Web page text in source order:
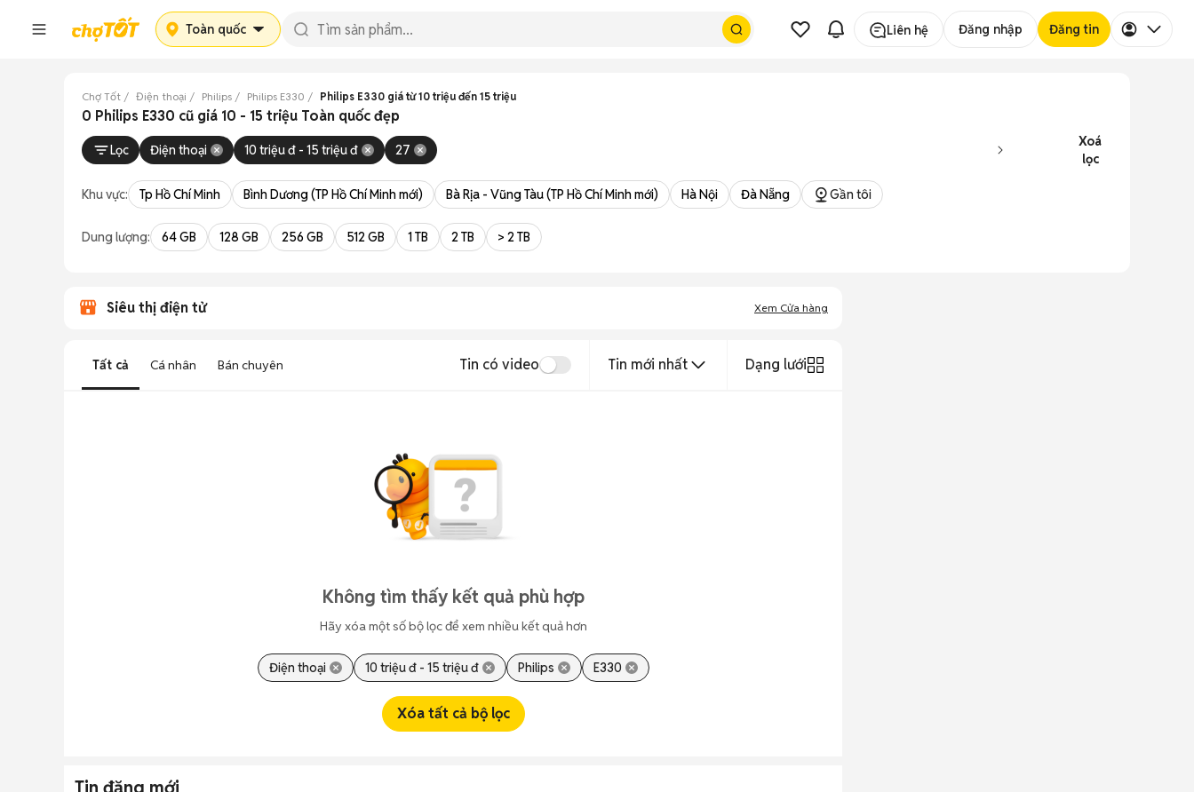
Toàn quốc Liên hệ Đăng nhập Đăng tin
Chợ Tốt Điện thoại Philips Philips E330 Philips E330 giá từ 10 triệu đến 15 triệu
0 Philips E330 cũ giá 10 - 15 triệu Toàn quốc đẹp
Lọc Điện thoại 10 triệu đ - 15 triệu đ 27
Xoá
lọc
Khu vực: Tp Hồ Chí Minh Bình Dương (TP Hồ Chí Minh mới) Bà Rịa - Vũng Tàu (TP Hồ Chí Minh mới) Hà Nội Đà Nẵng Gần tôi
Dung lượng: 64 GB 128 GB 256 GB 512 GB 1 TB 2 TB > 2 TB
Siêu thị điện tử Xem Cửa hàng
Tất cả Cá nhân Bán chuyên Tin có video Tin mới nhất Dạng lưới
Không tìm thấy kết quả phù hợp
Hãy xóa một số bộ lọc để xem nhiều kết quả hơn
Điện thoại 10 triệu đ - 15 triệu đ Philips E330
Xóa tất cả bộ lọc